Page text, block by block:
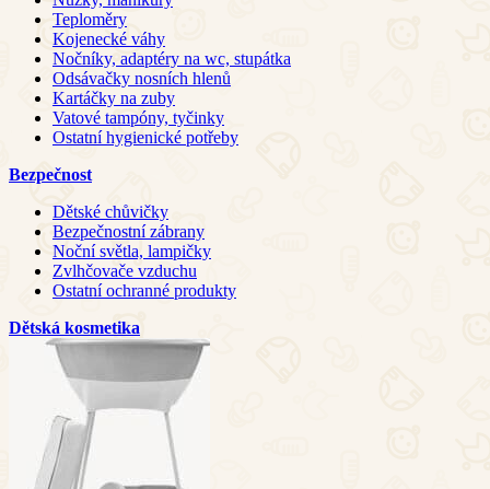
Teploměry
Kojenecké váhy
Nočníky, adaptéry na wc, stupátka
Odsávačky nosních hlenů
Kartáčky na zuby
Vatové tampóny, tyčinky
Ostatní hygienické potřeby
Bezpečnost
Dětské chůvičky
Bezpečnostní zábrany
Noční světla, lampičky
Zvlhčovače vzduchu
Ostatní ochranné produkty
Dětská kosmetika